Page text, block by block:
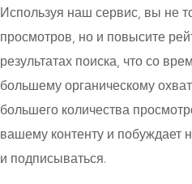
Используя наш сервис, вы не
просмотров, но и повысите
результатах поиска, что со
большему органическому
большего количества
вашему контенту и побуждает
и подписываться.